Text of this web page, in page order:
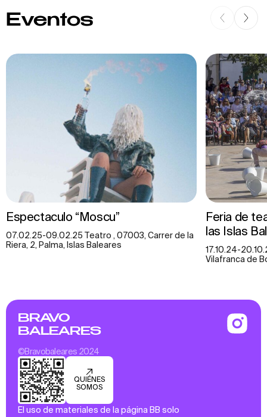
Eventos
Espectaculo “Moscu”
07.02.25-09.02.25 Teatro , 07003, Carrer de la
Riera, 2, Palma, Islas Baleares
Feria de
las Islas
17.10.24-
Vilafranca de
BRAVO
BALEARES
©Bravobaleares 2024
QUIÉNES
SOMOS
El uso de materiales de la página BB solo